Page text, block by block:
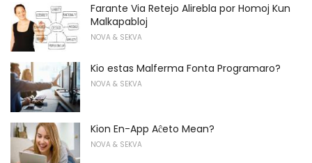
Farante Via Retejo Alirebla por Homoj Kun
Malkapabloj
NOVA & SEKVA
Kio estas Malferma Fonta Programaro?
NOVA & SEKVA
Kion En-App Aĉeto Mean?
NOVA & SEKVA